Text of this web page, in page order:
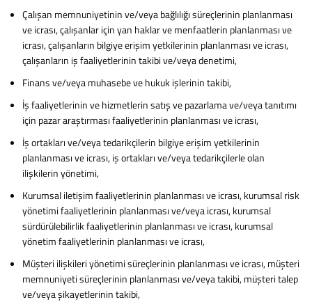
Çalışan memnuniyetinin ve/veya bağlılığı süreçlerinin planlanması
ve icrası, çalışanlar için yan haklar ve menfaatlerin planlanması ve
icrası, çalışanların bilgiye erişim yetkilerinin planlanması ve icrası,
çalışanların iş faaliyetlerinin takibi ve/veya denetimi,
Finans ve/veya muhasebe ve hukuk işlerinin takibi,
İş faaliyetlerinin ve hizmetlerin satış ve pazarlama ve/veya tanıtımı
için pazar araştırması faaliyetlerinin planlanması ve icrası,
İş ortakları ve/veya tedarikçilerin bilgiye erişim yetkilerinin
planlanması ve icrası, iş ortakları ve/veya tedarikçilerle olan
ilişkilerin yönetimi,
Kurumsal iletişim faaliyetlerinin planlanması ve icrası, kurumsal risk
yönetimi faaliyetlerinin planlanması ve/veya icrası, kurumsal
sürdürülebilirlik faaliyetlerinin planlanması ve icrası, kurumsal
yönetim faaliyetlerinin planlanması ve icrası,
Müşteri ilişkileri yönetimi süreçlerinin planlanması ve icrası, müşteri
memnuniyeti süreçlerinin planlanması ve/veya takibi, müşteri talep
ve/veya şikayetlerinin takibi,